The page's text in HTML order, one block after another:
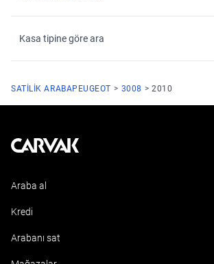
Kasa tipine göre ara
SATILIK ARABAPEUGEOT 3008 2010
Kavak
Araba al
Kredi
Arabanı sat